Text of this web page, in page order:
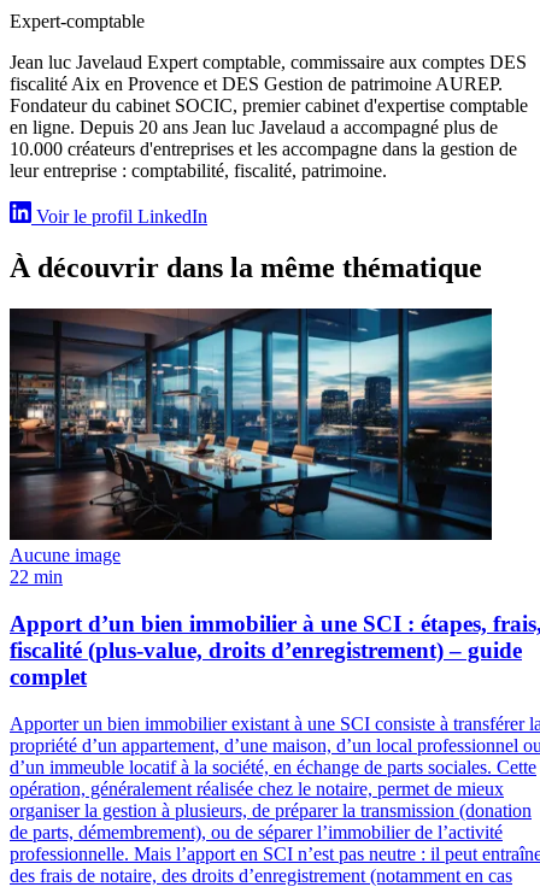
Expert-comptable
Jean luc Javelaud Expert comptable, commissaire aux comptes DES
fiscalité Aix en Provence et DES Gestion de patrimoine AUREP.
Fondateur du cabinet SOCIC, premier cabinet d'expertise comptable
en ligne. Depuis 20 ans Jean luc Javelaud a accompagné plus de
10.000 créateurs d'entreprises et les accompagne dans la gestion de
leur entreprise : comptabilité, fiscalité, patrimoine.
Voir le profil LinkedIn
À découvrir dans la même thématique
Aucune image
22 min
Apport d’un bien immobilier à une SCI : étapes,
fiscalité (plus-value, droits d’enregistrement) – guide
complet
Apporter un bien immobilier existant à une SCI consiste à transférer
propriété d’un appartement, d’une maison, d’un local professionnel
d’un immeuble locatif à la société, en échange de parts sociales. Cette
opération, généralement réalisée chez le notaire, permet de mieux
organiser la gestion à plusieurs, de préparer la transmission (donation
de parts, démembrement), ou de séparer l’immobilier de l’activité
professionnelle. Mais l’apport en SCI n’est pas neutre : il peut
des frais de notaire, des droits d’enregistrement (notamment en cas